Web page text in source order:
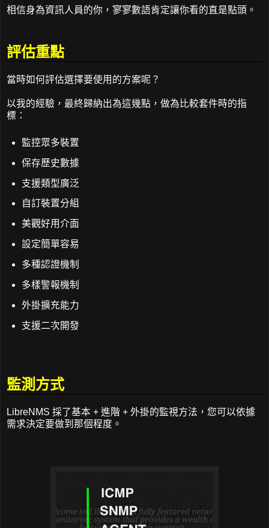
相信身為資訊人員的你，寥寥數語肯定讓你看的直是點頭。
評估重點
當時如何評估選擇要使用的方案呢？
以我的經驗，最終歸納出為這幾點，做為比較套件時的指
標：
監控眾多裝置
保存歷史數據
支援類型廣泛
自訂裝置分組
美觀好用介面
設定簡單容易
多種認證機制
多樣警報機制
外掛擴充能力
支援二次開發
監測方式
LibreNMS 採了基本 + 進階 + 外掛的監視方法，您可以依據
需求決定要做到那個程度。